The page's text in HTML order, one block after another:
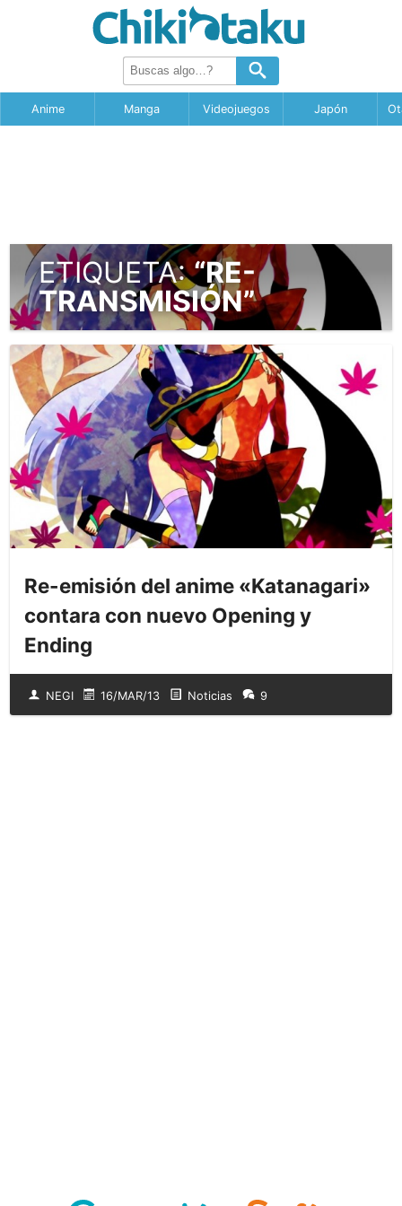
Anime Manga Videojuegos Japón
ETIQUETA:“RE-
TRANSMISIÓN”
Re-emisión del anime «Katanagari»
contara con nuevo Opening y
Ending
NEGI 16/MAR/13 Noticias 9